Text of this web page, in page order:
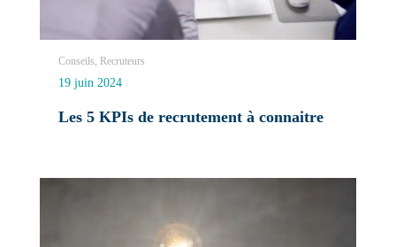
Conseils, Recruteurs
19 juin 2024
Les 5 KPIs de recrutement à connaitre